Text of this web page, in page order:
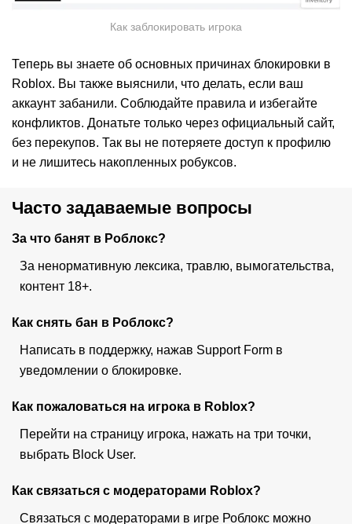
Как заблокировать игрока
Теперь вы знаете об основных причинах блокировки в
Roblox. Вы также выяснили, что делать, если ваш
аккаунт забанили. Соблюдайте правила и избегайте
конфликтов. Донатьте только через официальный сайт,
без перекупов. Так вы не потеряете доступ к профилю
и не лишитесь накопленных робуксов.
Часто задаваемые вопросы
За что банят в Роблокс?
За ненормативную лексика, травлю, вымогательства,
контент 18+.
Как снять бан в Роблокс?
Написать в поддержку, нажав Support Form в
уведомлении о блокировке.
Как пожаловаться на игрока в Roblox?
Перейти на страницу игрока, нажать на три точки,
выбрать Block User.
Как связаться с модераторами Roblox?
Связаться с модераторами в игре Роблокс можно